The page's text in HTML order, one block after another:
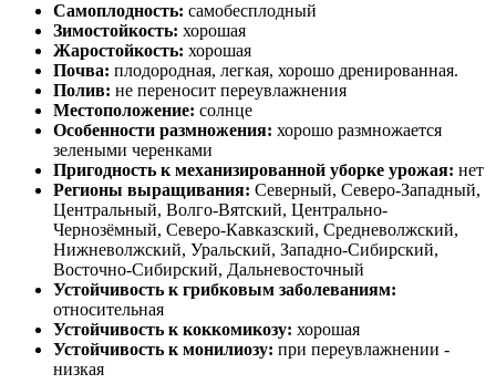
Самоплодность: самобесплодный
Зимостойкость: хорошая
Жаростойкость: хорошая
Почва: плодородная, легкая, хорошо дренированная.
Полив: не переносит переувлажнения
Местоположение: солнце
Особенности размножения: хорошо размножается
зелеными черенками
Пригодность к механизированной уборке урожая: нет
Регионы выращивания: Северный, Северо-Западный,
Центральный, Волго-Вятский, Центрально-
Чернозёмный, Северо-Кавказский, Средневолжский,
Нижневолжский, Уральский, Западно-Сибирский,
Восточно-Сибирский, Дальневосточный
Устойчивость к грибковым заболеваниям:
относительная
Устойчивость к коккомикозу: хорошая
Устойчивость к монилиозу: при переувлажнении -
низкая